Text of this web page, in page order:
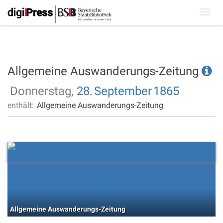
Allgemeine Auswanderungs-Zeitung
Donnerstag, 28.September1865
enthält: Allgemeine Auswanderungs-Zeitung
Allgemeine Auswanderungs-Zeitung